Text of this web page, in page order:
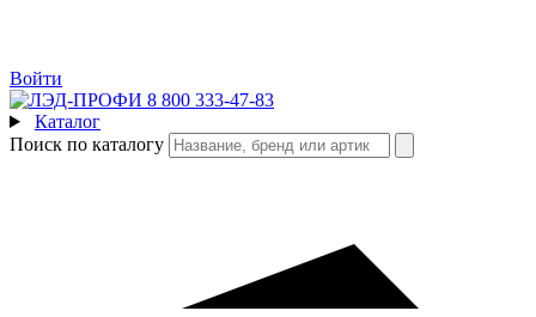
Войти
8 800 333-47-83
Каталог
Поиск по каталогу